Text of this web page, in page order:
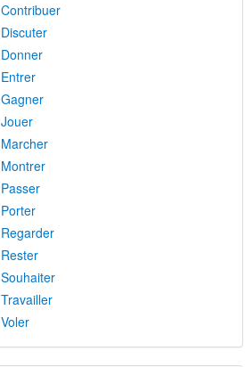
Contribuer
Discuter
Donner
Entrer
Gagner
Jouer
Marcher
Montrer
Passer
Porter
Regarder
Rester
Souhaiter
Travailler
Voler